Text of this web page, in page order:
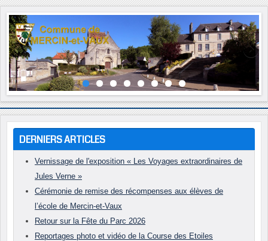
DERNIERS ARTICLES
Vernissage de l'exposition « Les Voyages extraordinaires de
Jules Verne »
Cérémonie de remise des récompenses aux élèves de
l’école de Mercin-et-Vaux
Retour sur la Fête du Parc 2026
Reportages photo et vidéo de la Course des Etoiles
Année
précédente
Mois
précédent
Année
suivante
Mois
suivant